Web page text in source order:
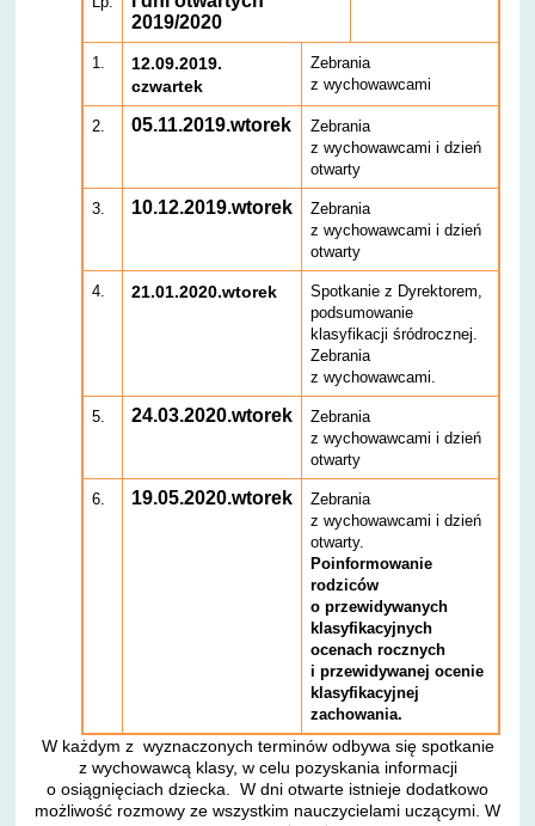
2019/2020
1.
12.09.2019.
czwartek
Zebrania
z wychowawcami
2. 05.11.2019.wtorek
Zebrania
z wychowawcami i dzień
otwarty
3. 10.12.2019.wtorek
Zebrania
z wychowawcami i dzień
otwarty
4. 21.01.2020.wtorek
Spotkanie z Dyrektorem,
podsumowanie
klasyfikacji śródrocznej.
Zebrania
z wychowawcami.
5. 24.03.2020.wtorek
Zebrania
z wychowawcami i dzień
otwarty
6. 19.05.2020.wtorek
Zebrania
z wychowawcami i dzień
otwarty.
Poinformowanie
rodziców
o przewidywanych
klasyfikacyjnych
ocenach rocznych
i przewidywanej ocenie
klasyfikacyjnej
zachowania.
W każdym z wyznaczonych terminów odbywa się spotkanie
z wychowawcą klasy, w celu pozyskania informacji
o osiągnięciach dziecka. W dni otwarte istnieje dodatkowo
możliwość rozmowy ze wszystkim nauczycielami uczącymi. W